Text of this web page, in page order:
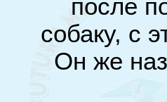
после
собаку, с
Он же